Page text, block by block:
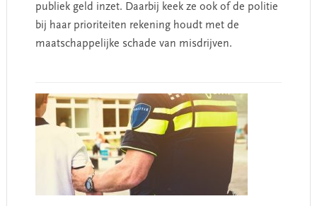
publiek geld inzet. Daarbij keek ze ook of de politie
bij haar prioriteiten rekening houdt met de
maatschappelijke schade van misdrijven.